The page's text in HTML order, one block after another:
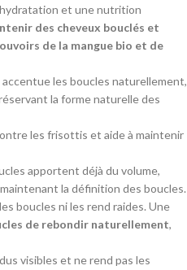
et une nutrition
des cheveux bouclés et
de la mangue bio et de
les boucles naturellement,
la forme naturelle des
les frisottis et aide à maintenir
apportent déjà du volume,
la définition des boucles.
boucles ni les rend raides. Une
de rebondir naturellement,
visibles et ne rend pas les